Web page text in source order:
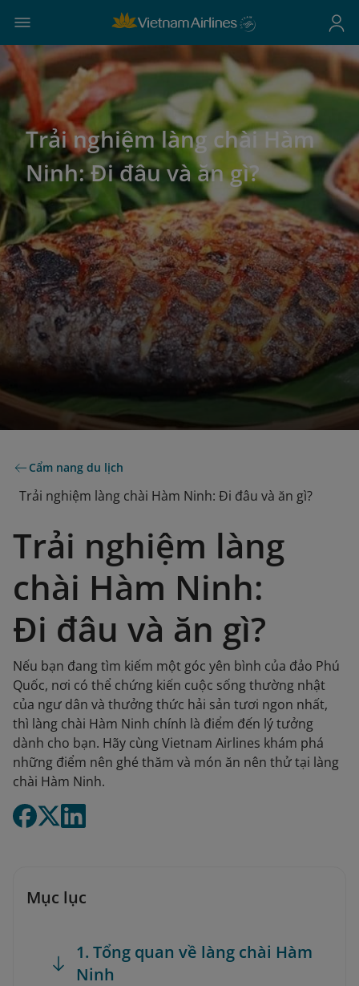
Trải nghiệm làng chài Hàm
Ninh: Đi đâu và ăn gì?
Cẩm nang du lịch
Trải nghiệm làng chài Hàm Ninh: Đi đâu và ăn gì?
Trải nghiệm làng
chài Hàm Ninh:
Đi đâu và ăn gì?
Nếu bạn đang tìm kiếm một góc yên bình của đảo Phú
Quốc, nơi có thể chứng kiến cuộc sống thường nhật
của ngư dân và thưởng thức hải sản tươi ngon nhất,
thì làng chài Hàm Ninh chính là điểm đến lý tưởng
dành cho bạn. Hãy cùng Vietnam Airlines khám phá
những điểm nên ghé thăm và món ăn nên thử tại làng
chài Hàm Ninh.
Mục lục
1. Tổng quan về làng chài Hàm
Ninh